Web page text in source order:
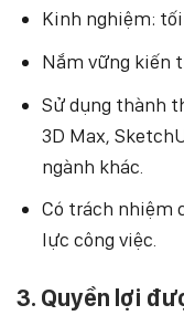
Kinh nghiệm:
Nắm vững kiến
Sử dụng thành
3D Max,
ngành khác.
Có trách nhiệm
lực công việc.
3. Quyền lợi